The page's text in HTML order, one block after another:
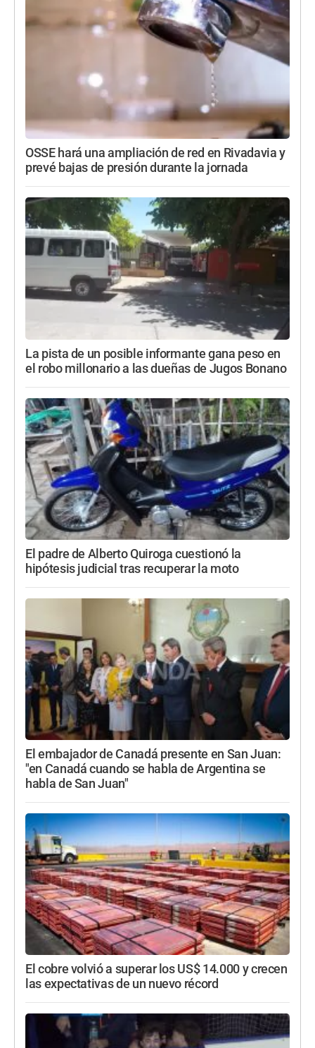
OSSE hará una ampliación de red en Rivadavia y
prevé bajas de presión durante la jornada
La pista de un posible informante gana peso en
el robo millonario a las dueñas de Jugos Bonano
El padre de Alberto Quiroga cuestionó la
hipótesis judicial tras recuperar la moto
El embajador de Canadá presente en San Juan:
"en Canadá cuando se habla de Argentina se
habla de San Juan"
El cobre volvió a superar los US$ 14.000 y crecen
las expectativas de un nuevo récord